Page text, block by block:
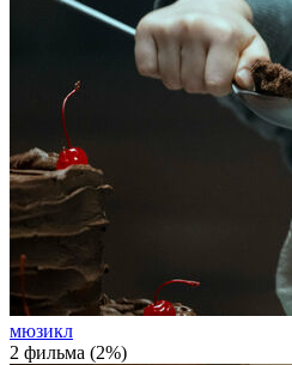
мюзикл
2 фильма (2%)